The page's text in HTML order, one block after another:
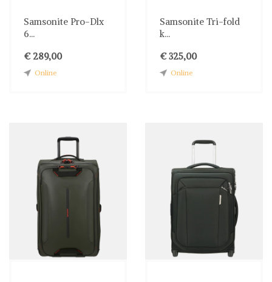
Samsonite Pro-Dlx
6...
€ 289,00
Online
Samsonite Tri-fold
k...
€ 325,00
Online